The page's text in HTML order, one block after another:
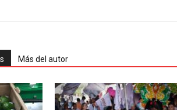
Más del autor